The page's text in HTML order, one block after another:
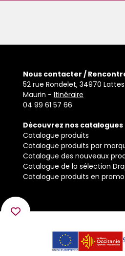
Nous contacter /
52 rue Rondelet, 34970
Maurin - Itinéraire
04 99 61 57 66
Découvrez nos catalogues
Catalogue produits
Catalogue produits par
Catalogue des nouveaux
Catalogue de la sélection
Catalogue produits en